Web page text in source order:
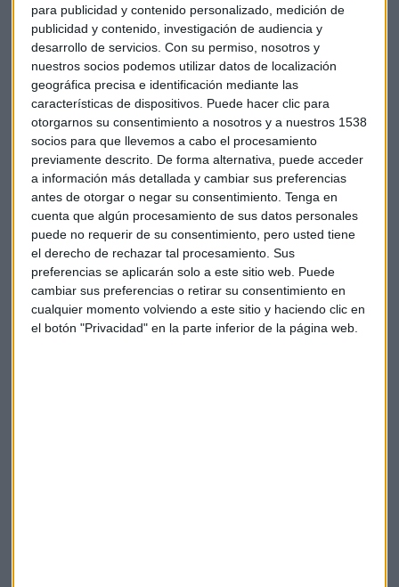
para publicidad y contenido personalizado, medición de
publicidad y contenido, investigación de audiencia y
desarrollo de servicios. Con su permiso, nosotros y
nuestros socios podemos utilizar datos de localización
geográfica precisa e identificación mediante las
características de dispositivos. Puede hacer clic para
otorgarnos su consentimiento a nosotros y a nuestros 1538
socios para que llevemos a cabo el procesamiento
previamente descrito. De forma alternativa, puede acceder
a información más detallada y cambiar sus preferencias
antes de otorgar o negar su consentimiento. Tenga en
cuenta que algún procesamiento de sus datos personales
puede no requerir de su consentimiento, pero usted tiene
el derecho de rechazar tal procesamiento. Sus
preferencias se aplicarán solo a este sitio web. Puede
cambiar sus preferencias o retirar su consentimiento en
cualquier momento volviendo a este sitio y haciendo clic en
el botón "Privacidad" en la parte inferior de la página web.
La empresa de Pallete es una de las más penalizadas en
bolsa ya no solo en 2020, sino también en los últimos años.
Actualmente cotiza en niveles de 2003 y desde hace tres
años ha caído un 60% en bolsa. Carne de cañón para quien
quiera comprar una gigante empresarial a un precio barato.
Pero Telefónica no solo estaba a tiro de la OPA de Deutsche
Telekom por el precio, también por su estructura
accionarial. La telecotiene un free float del 84%, lo que la
convierte en una de las compañías del Ibex que más
acciones tiene en libre circulación. Y por tanto, es una de las
empresas conmenos presión de grandes accionistas
para un posible 'opante' . De hecho, Telefónica dice tener
1,2 millones de accionistas en total.
Pero esta no es la única conquista exterior en el Ibex que el